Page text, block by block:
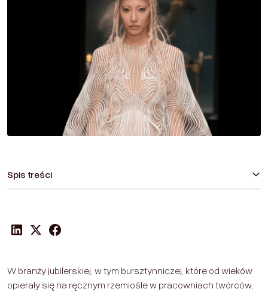
Spis treści
klienci, będziemy z tego mieli?
W branży jubilerskiej, w tym bursztynniczej, które od wieków
opierały się na ręcznym rzemiośle w pracowniach twórców,